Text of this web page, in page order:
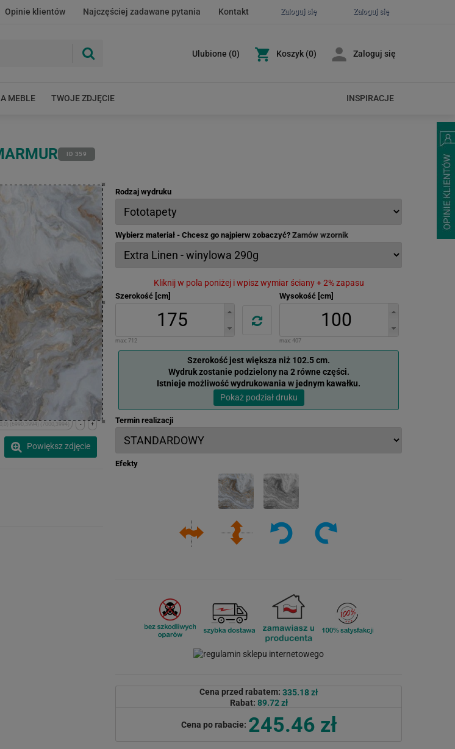
Zaloguj się
Zaloguj się
Opinie klientów Najczęściej zadawane pytania Kontakt
Ulubione (0) Koszyk (0) Zaloguj się
MEBLE TWOJE ZDJĘCIE INSPIRACJE
ID 359
+
-
(6990,3994) (7000,3994)
Powiększ zdjęcie
Rodzaj wydruku
Wybierz materiał - Chcesz go najpierw zobaczyć? Zamów wzornik
Kliknij w pola poniżej i wpisz wymiar ściany + 2% zapasu
Szerokość [cm]
max: 712
Wysokość [cm]
max: 407
Szerokość jest większa niż 102.5 cm.
Wydruk zostanie podzielony na 2 równe części.
Istnieje możliwość wydrukowania w jednym kawałku.
Pokaż podział druku
Termin realizacji
Efekty
Cena przed rabatem: 335.18 zł
Rabat: 89.72 zł
Cena po rabacie: 245.46 zł